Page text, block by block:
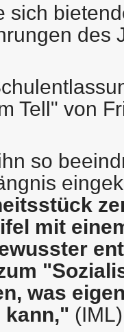
sich
des
Tell" von
so
mit
was
kann," (IML)